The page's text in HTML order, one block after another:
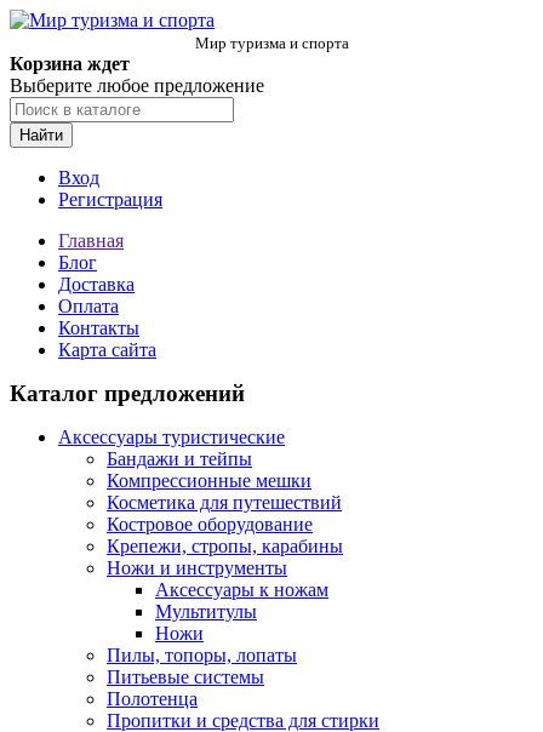
Мир туризма и спорта
Корзина ждет
Выберите любое предложение
Найти
Вход
Регистрация
Главная
Блог
Доставка
Оплата
Контакты
Карта сайта
Каталог предложений
Аксессуары туристические
Бандажи и тейпы
Компрессионные мешки
Косметика для путешествий
Костровое оборудование
Крепежи, стропы, карабины
Ножи и инструменты
Аксессуары к ножам
Мультитулы
Ножи
Пилы, топоры, лопаты
Питьевые системы
Полотенца
Пропитки и средства для стирки